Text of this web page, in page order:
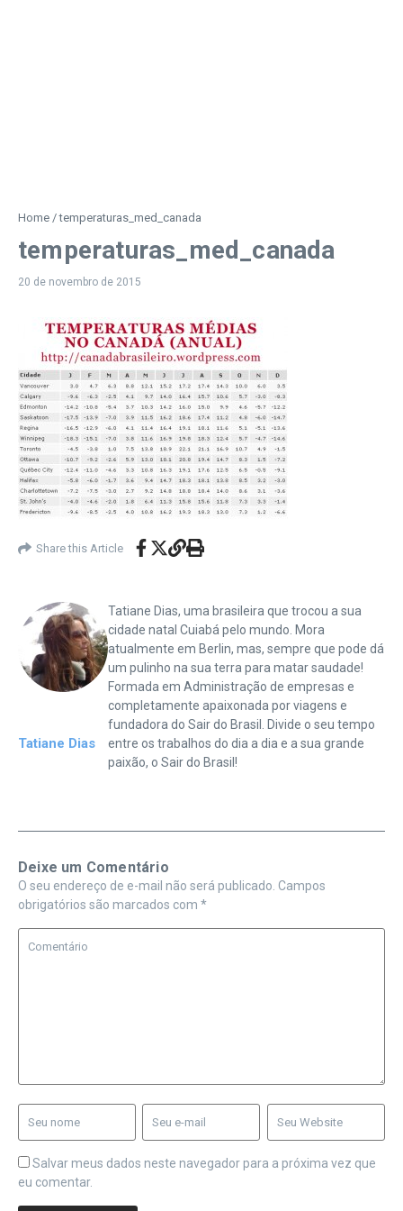
Home /temperaturas_med_canada
temperaturas_med_canada
20 de novembro de 2015
Share this Article
Tatiane Dias
Tatiane Dias, uma brasileira que trocou a sua
cidade natal Cuiabá pelo mundo. Mora
atualmente em Berlin, mas, sempre que pode dá
um pulinho na sua terra para matar saudade!
Formada em Administração de empresas e
completamente apaixonada por viagens e
fundadora do Sair do Brasil. Divide o seu tempo
entre os trabalhos do dia a dia e a sua grande
paixão, o Sair do Brasil!
Deixe um Comentário
O seu endereço de e-mail não será publicado. Campos
obrigatórios são marcados com *
Salvar meus dados neste navegador para a próxima vez que
eu comentar.